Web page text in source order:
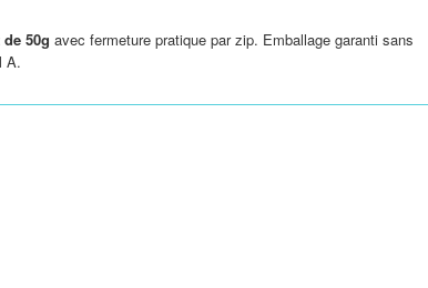
50g avec fermeture pratique par zip. Emballage garanti sans
A.